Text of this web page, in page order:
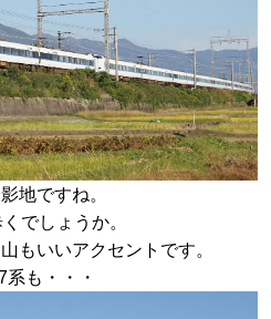
地ですね。
でしょうか。
もいいアクセントです。
も・・・